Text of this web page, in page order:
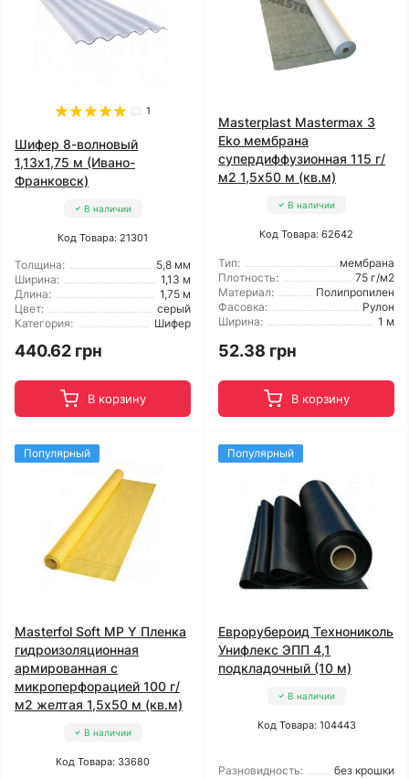
1
Шифер 8-волновый
1,13x1,75 м (Ивано-
Франковск)
В наличии
Код Товара: 21301
Толщина:
5,8 мм
Ширина:
1,13 м
Длина:
1,75 м
Цвет:
серый
Категория:
Шифер
440.62 грн
В корзину
Masterplast Mastermax 3
Eko мембрана
супердиффузионная 115 г/
м2 1,5x50 м (кв.м)
В наличии
Код Товара: 62642
Тип:
мембрана
Плотность:
75 г/м2
Материал:
Полипропилен
Фасовка:
Рулон
Ширина:
1 м
52.38 грн
В корзину
Популярный
Masterfol Soft MP Y Пленка
гидроизоляционная
армированная с
микроперфорацией 100 г/
м2 желтая 1,5x50 м (кв.м)
В наличии
Код Товара: 33680
Популярный
Еврорубероид Технониколь
Унифлекс ЭПП 4,1
подкладочный (10 м)
В наличии
Код Товара: 104443
Разновидность:
без крошки